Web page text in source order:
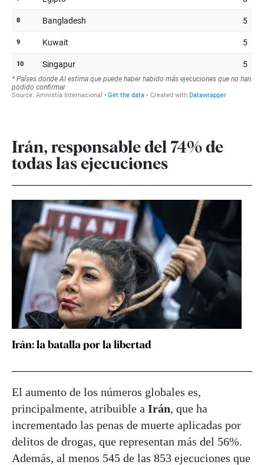
Irán, responsable del 74% de
todas las ejecuciones
Irán: la batalla por la libertad
El aumento de los números globales es,
principalmente, atribuible a Irán, que ha
incrementado las penas de muerte aplicadas por
delitos de drogas, que representan más del 56%.
Además, al menos 545 de las 853 ejecuciones que